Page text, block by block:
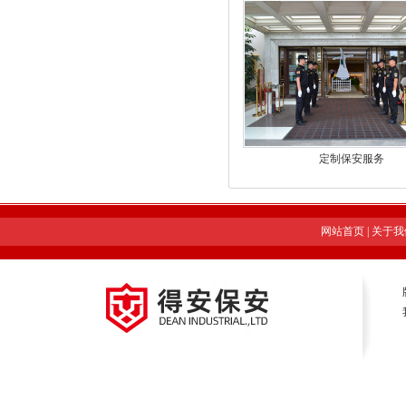
定制保安服务
网站首页| 关于我